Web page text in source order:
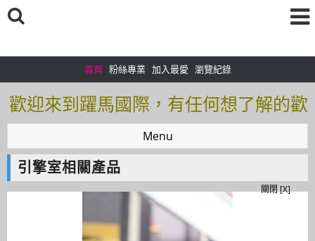
首頁 粉絲專業 加入最愛 瀏覽紀錄
歡迎來到躍馬國際，有任何想了解的歡
迎加入＠官方帳號：＠tof5459i 聯繫電
話0925166083
歡迎來到躍馬國際，有任何想了解的歡
迎加入＠官方帳號：＠tof5459i 聯繫電
話0925166083
Menu
引擎室相關產品
關閉 [X]